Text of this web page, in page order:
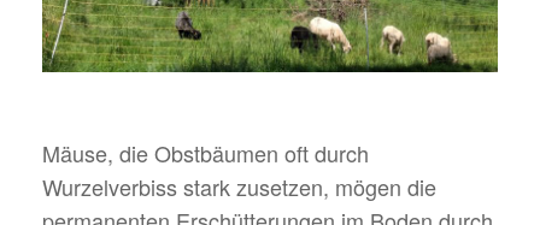
Mäuse, die Obstbäumen oft durch
Wurzelverbiss stark zusetzen, mögen die